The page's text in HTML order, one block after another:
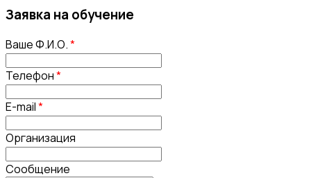
Заявка на обучение
Ваше Ф.И.О.*
Телефон*
E-mail*
Организация
Сообщение